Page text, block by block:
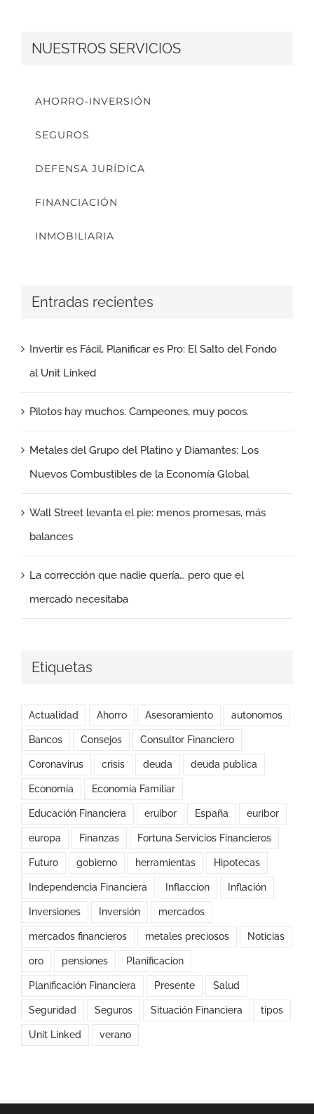
NUESTROS SERVICIOS
AHORRO-INVERSIÓN
SEGUROS
DEFENSA JURÍDICA
FINANCIACIÓN
INMOBILIARIA
Entradas recientes
Invertir es Fácil. Planificar es Pro: El Salto del Fondo
al Unit Linked
Pilotos hay muchos. Campeones, muy pocos.
Metales del Grupo del Platino y Diamantes: Los
Nuevos Combustibles de la Economía Global
Wall Street levanta el pie: menos promesas, más
balances
La corrección que nadie quería… pero que el
mercado necesitaba
Etiquetas
Actualidad Ahorro Asesoramiento autonomos
Bancos Consejos Consultor Financiero
Coronavirus crisis deuda deuda publica
Economía Economía Familiar
Educación Financiera eruibor España euribor
europa Finanzas Fortuna Servicios Financieros
Futuro gobierno herramientas Hipotecas
Independencia Financiera Inflaccion Inflación
Inversiones Inversión mercados
mercados financieros metales preciosos Noticias
oro pensiones Planificacion
Planificación Financiera Presente Salud
Seguridad Seguros Situación Financiera tipos
Unit Linked verano